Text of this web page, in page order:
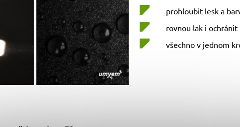
prohloubit lesk a
rovnou lak i ochránit
všechno v jednom